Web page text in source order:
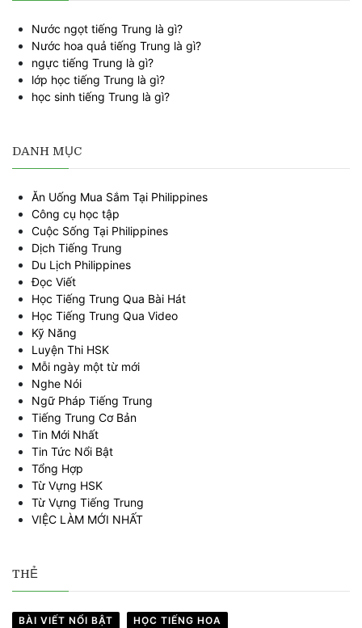
Nước ngọt tiếng Trung là gì?
Nước hoa quả tiếng Trung là gì?
ngực tiếng Trung là gì?
lớp học tiếng Trung là gì?
học sinh tiếng Trung là gì?
DANH MỤC
Ăn Uống Mua Sắm Tại Philippines
Công cụ học tập
Cuộc Sống Tại Philippines
Dịch Tiếng Trung
Du Lịch Philippines
Đọc Viết
Học Tiếng Trung Qua Bài Hát
Học Tiếng Trung Qua Video
Kỹ Năng
Luyện Thi HSK
Mỗi ngày một từ mới
Nghe Nói
Ngữ Pháp Tiếng Trung
Tiếng Trung Cơ Bản
Tin Mới Nhất
Tin Tức Nổi Bật
Tổng Hợp
Từ Vựng HSK
Từ Vựng Tiếng Trung
VIỆC LÀM MỚI NHẤT
THẺ
BÀI VIẾT NỔI BẬT
HỌC TIẾNG HOA